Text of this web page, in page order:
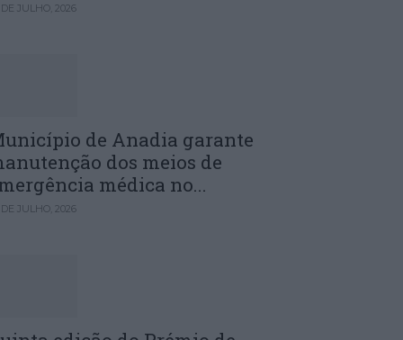
JULHO, 2026
de Anadia garante
dos meios de
médica no...
JULHO, 2026